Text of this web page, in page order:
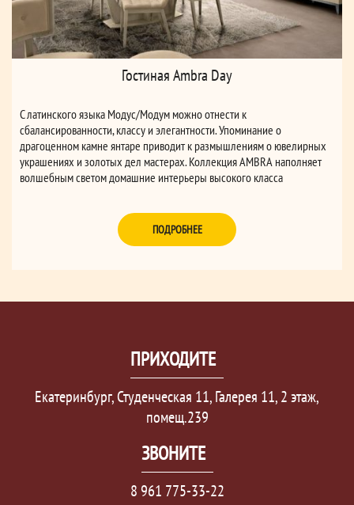
Гостиная Ambra Day
С латинского языка Модус/Модум можно отнести к
сбалансированности, классу и элегантности. Упоминание о
драгоценном камне янтаре приводит к размышлениям о ювелирных
украшениях и золотых дел мастерах. Коллекция AMBRA наполняет
волшебным светом домашние интерьеры высокого класса
ПОДРОБНЕЕ
ПРИХОДИТЕ
Екатеринбург, Студенческая 11, Галерея 11, 2 этаж,
помещ.239
ЗВОНИТЕ
8 961 775-33-22